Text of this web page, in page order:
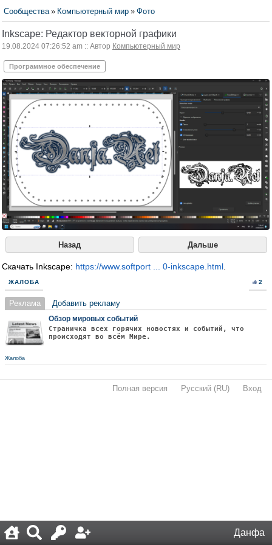
Данфа
Сообщества » Компьютерный мир » Фото
Inkscape: Редактор векторной графики
19.08.2024 07:26:52 am :: Автор Компьютерный мир
Программное обеспечение
Назад Дальше
Скачать Inkscape: https://www.softport ... 0-inkscape.html
ЖАЛОБА 2
Реклама Добавить рекламу
Обзор мировых событий
Страничка всех горячих новостях и событий, что
происходят во всём Мире.
Жалоба
Полная версия Русский (RU) Вход